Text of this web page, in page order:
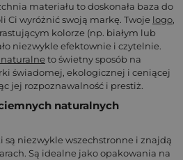
materiału to doskonała baza do
Ci wyróżnić swoją markę. Twoje logo,
kolorze (np. białym lub
niezwykle efektownie i czytelnie.
to świetny sposób na
świadomej, ekologicznej i ceniącej
jej rozpoznawalność i prestiż.
naturalnych
niezwykle wszechstronne i znajdą
Są idealne jako opakowania na